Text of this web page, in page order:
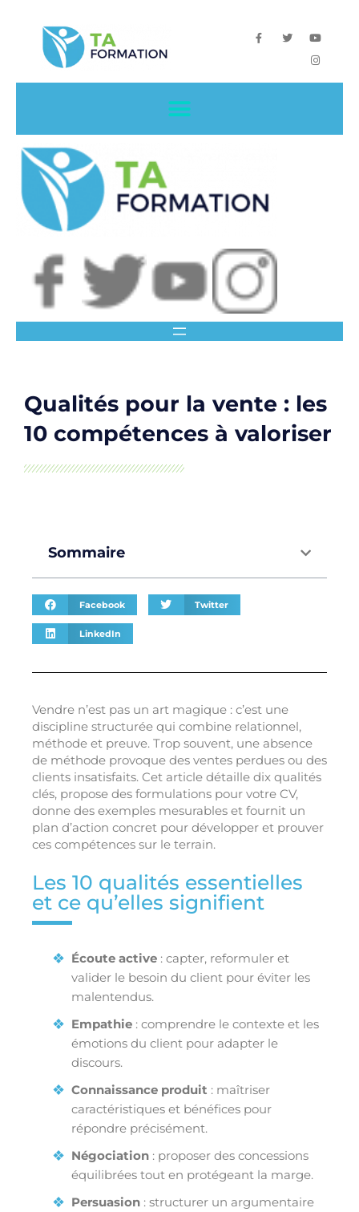
Qualités pour la vente : les
10 compétences à valoriser
Sommaire
Facebook Twitter
LinkedIn
Vendre n’est pas un art magique : c’est une
discipline structurée qui combine relationnel,
méthode et preuve. Trop souvent, une absence
de méthode provoque des ventes perdues ou des
clients insatisfaits. Cet article détaille dix qualités
clés, propose des formulations pour votre CV,
donne des exemples mesurables et fournit un
plan d’action concret pour développer et prouver
ces compétences sur le terrain.
Les 10 qualités essentielles
et ce qu’elles signifient
Écoute active : capter, reformuler et
valider le besoin du client pour éviter les
malentendus.
Empathie : comprendre le contexte et les
émotions du client pour adapter le
discours.
Connaissance produit : maîtriser
caractéristiques et bénéfices pour
répondre précisément.
Négociation : proposer des concessions
équilibrées tout en protégeant la marge.
Persuasion : structurer un argumentaire